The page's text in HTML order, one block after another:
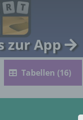
zur App
Tabellen (16)